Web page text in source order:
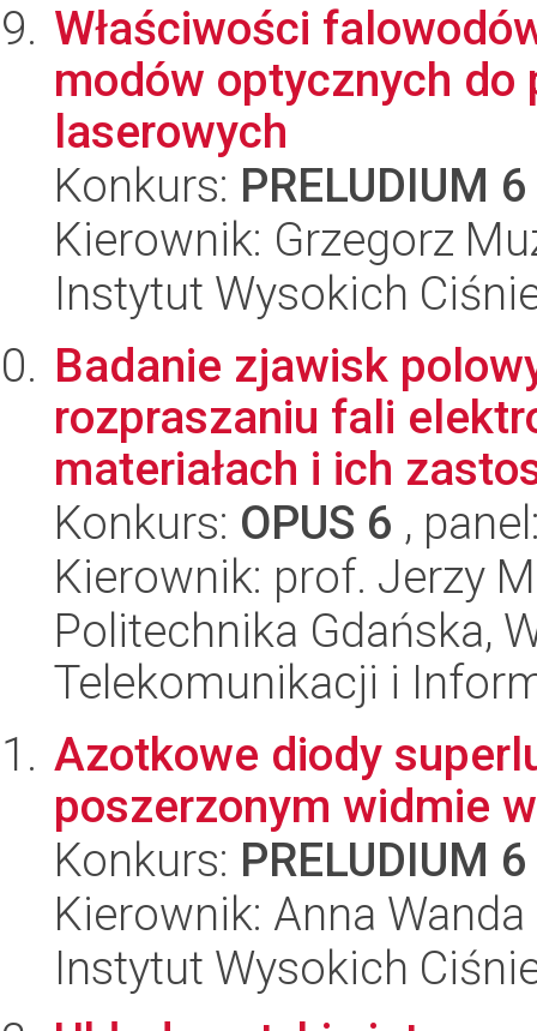
Właściwości
modów optycznych do
laserowych
Konkurs: PRELUDIUM 6
Kierownik: Grzegorz
Instytut Wysokich
Badanie zjawisk
rozpraszaniu fali
materiałach i ich
Konkurs: OPUS 6 ,
Kierownik: prof. Jerzy
Politechnika Gdańska,
Telekomunikacji i
Azotkowe diody
poszerzonym widmie
Konkurs: PRELUDIUM 6
Kierownik: Anna
Instytut Wysokich